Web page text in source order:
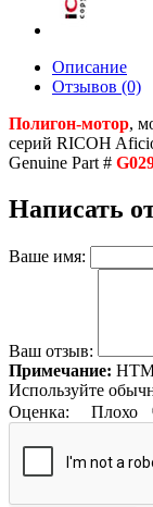
Описание
Отзывов (0)
Полигон-мотор,
серий RICOH
Genuine Part #
Написать
Ваше имя:
Ваш отзыв:
Примечание:
Используйте
Оценка: Плохо